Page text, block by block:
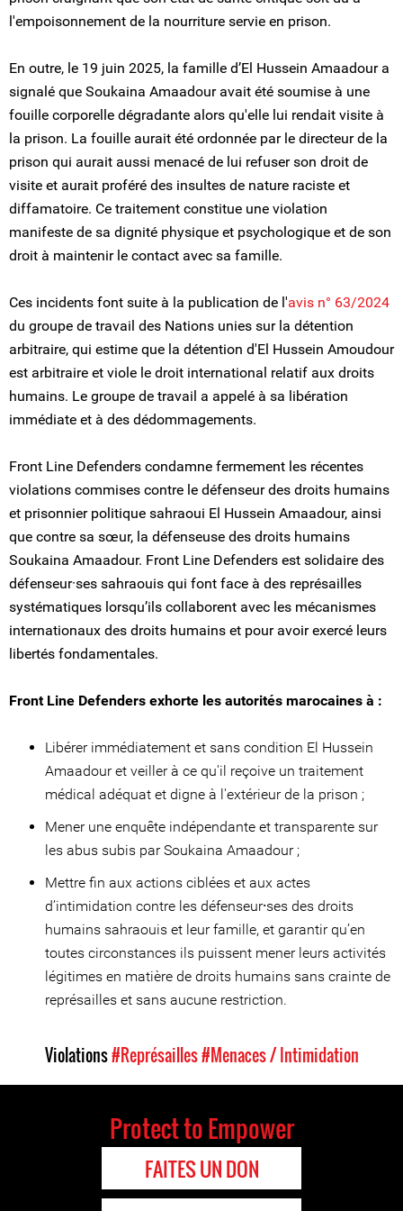
l'empoisonnement de la nourriture servie en prison.
En outre, le 19 juin 2025, la famille d’El Hussein Amaadour a
signalé que Soukaina Amaadour avait été soumise à une
fouille corporelle dégradante alors qu'elle lui rendait visite à
la prison. La fouille aurait été ordonnée par le directeur de la
prison qui aurait aussi menacé de lui refuser son droit de
visite et aurait proféré des insultes de nature raciste et
diffamatoire. Ce traitement constitue une violation
manifeste de sa dignité physique et psychologique et de son
droit à maintenir le contact avec sa famille.
Ces incidents font suite à la publication de l'avis n° 63/2024
du groupe de travail des Nations unies sur la détention
arbitraire, qui estime que la détention d'El Hussein Amoudour
est arbitraire et viole le droit international relatif aux droits
humains. Le groupe de travail a appelé à sa libération
immédiate et à des dédommagements.
Front Line Defenders condamne fermement les récentes
violations commises contre le défenseur des droits humains
et prisonnier politique sahraoui El Hussein Amaadour, ainsi
que contre sa sœur, la défenseuse des droits humains
Soukaina Amaadour. Front Line Defenders est solidaire des
défenseur·ses sahraouis qui font face à des représailles
systématiques lorsqu’ils collaborent avec les mécanismes
internationaux des droits humains et pour avoir exercé leurs
libertés fondamentales.
Front Line Defenders exhorte les autorités marocaines à :
Libérer immédiatement et sans condition El Hussein
Amaadour et veiller à ce qu'il reçoive un traitement
médical adéquat et digne à l'extérieur de la prison ;
Mener une enquête indépendante et transparente sur
les abus subis par Soukaina Amaadour ;
Mettre fin aux actions ciblées et aux actes
d’intimidation contre les défenseur⸱ses des droits
humains sahraouis et leur famille, et garantir qu’en
toutes circonstances ils puissent mener leurs activités
légitimes en matière de droits humains sans crainte de
représailles et sans aucune restriction.
Violations#Représailles#Menaces / Intimidation
Protect to Empower
FAITES UN DON